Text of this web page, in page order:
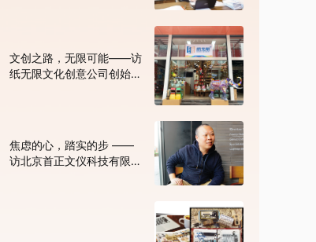
文创之路，无限可能——访
纸无限文化创意公司创始人
焦虑的心，踏实的步 ——
访北京首正文仪科技有限公